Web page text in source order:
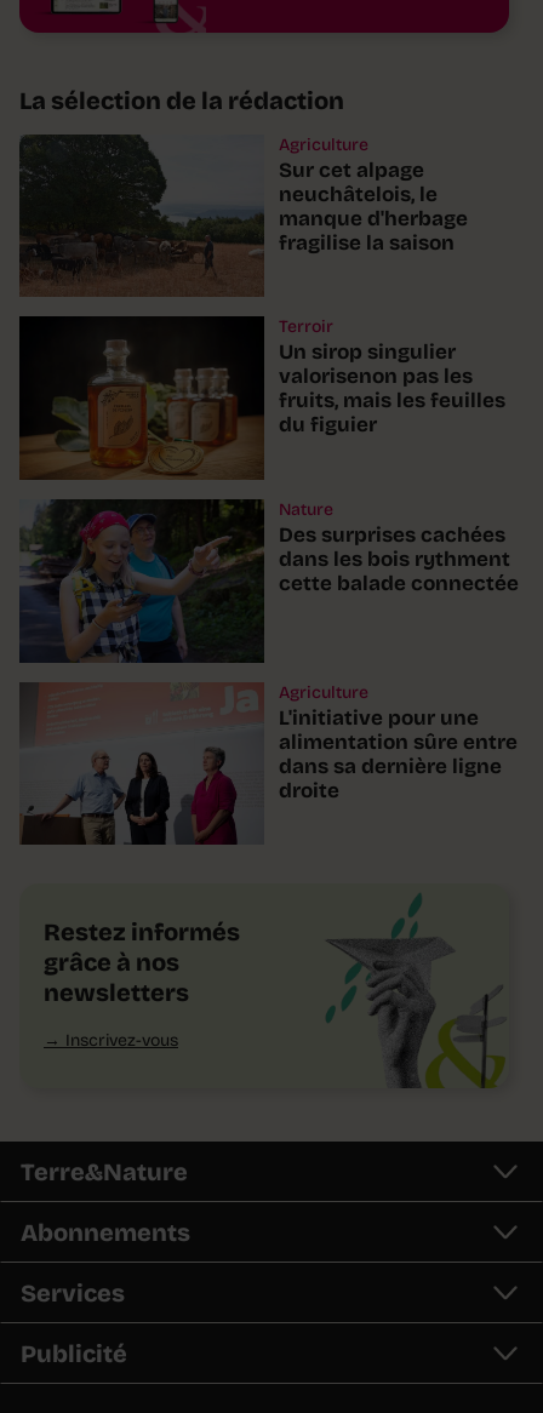
La sélection de la rédaction
Agriculture
Sur cet alpage
neuchâtelois, le
manque d'herbage
fragilise la saison
Terroir
Un sirop singulier
valorisenon pas les
fruits, mais les feuilles
du figuier
Nature
Des surprises cachées
dans les bois rythment
cette balade connectée
Agriculture
L'initiative pour une
alimentation sûre entre
dans sa dernière ligne
droite
Restez informés
grâce à nos
newsletters
Inscrivez-vous
Terre&Nature
Abonnements
Services
Publicité